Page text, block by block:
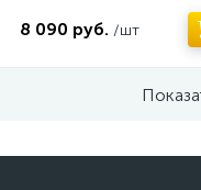
8 090 руб. /шт